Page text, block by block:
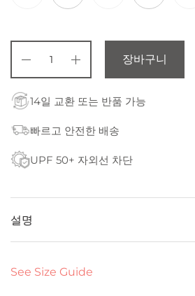
장바구니
14일 교환 또는 반품 가능
빠르고 안전한 배송
UPF 50+ 자외선 차단
설명
See Size Guide